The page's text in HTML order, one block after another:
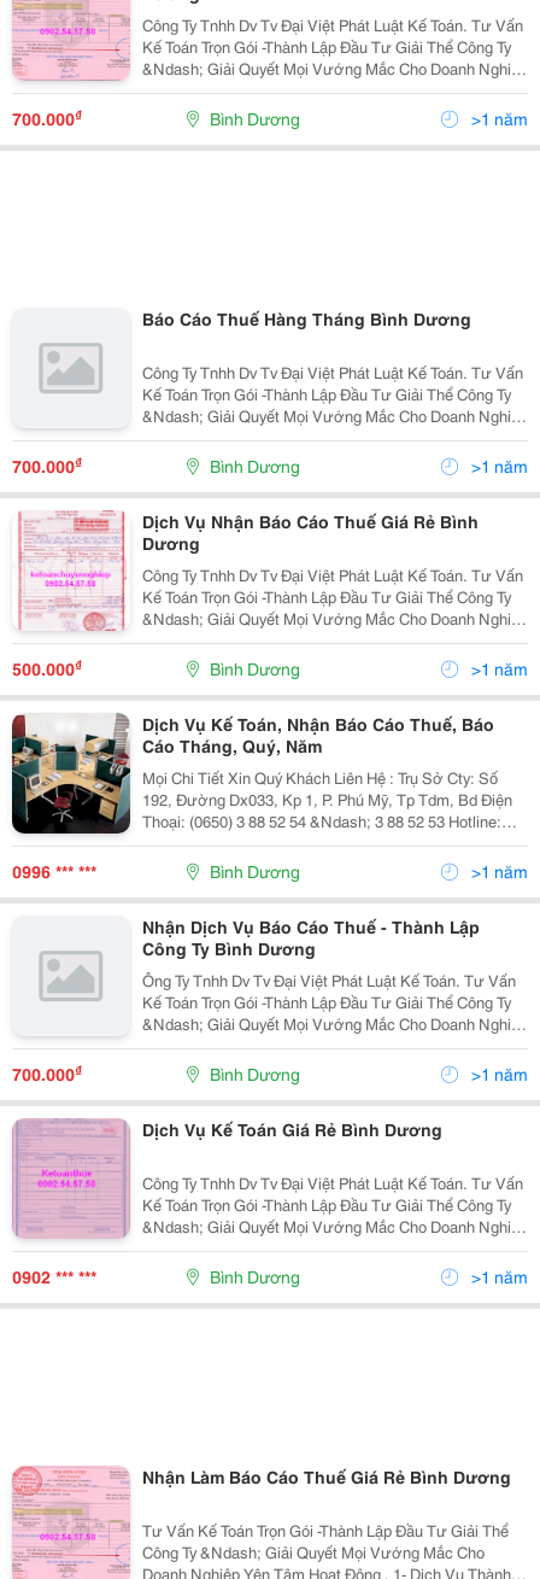
Công Ty Tnhh Dv Tv Đại Việt Phát Luật Kế Toán. Tư Vấn
Kế Toán Trọn Gói -Thành Lập Đầu Tư Giải Thể Công Ty
&Ndash; Giải Quyết Mọi Vướng Mắc Cho Doanh Nghiệp
Yên Tâm Hoạt Động . 1- Dịch Vụ Thành Lập Văn Phòng
Đại Diện Cho Thương Nhân
700.000₫ Bình Dương >1 năm
Báo Cáo Thuế Hàng Tháng Bình Dương
Công Ty Tnhh Dv Tv Đại Việt Phát Luật Kế Toán. Tư Vấn
Kế Toán Trọn Gói -Thành Lập Đầu Tư Giải Thể Công Ty
&Ndash; Giải Quyết Mọi Vướng Mắc Cho Doanh Nghiệp
Yên Tâm Hoạt Động . 1- Dịch Vụ Thành Lập Văn Phòng
Đại Diện Cho Thương Nhân
700.000₫ Bình Dương >1 năm
Dịch Vụ Nhận Báo Cáo Thuế Giá Rẻ Bình
Dương
Công Ty Tnhh Dv Tv Đại Việt Phát Luật Kế Toán. Tư Vấn
Kế Toán Trọn Gói -Thành Lập Đầu Tư Giải Thể Công Ty
&Ndash; Giải Quyết Mọi Vướng Mắc Cho Doanh Nghiệp
Yên Tâm Hoạt Động . 1- Dịch Vụ Thành Lập Văn Phòng
Đại Diện Cho Thương Nhân Nướ
500.000₫ Bình Dương >1 năm
Dịch Vụ Kế Toán, Nhận Báo Cáo Thuế, Báo
Cáo Tháng, Quý, Năm
Mọi Chi Tiết Xin Quý Khách Liên Hệ : Trụ Sở Cty: Số
192, Đường Dx033, Kp 1, P. Phú Mỹ, Tp Tdm, Bd Điện
Thoại: (0650) 3 88 52 54 &Ndash; 3 88 52 53 Hotline:
0937.10.17.18 Email: Phat.daivietphat@Gmail.com
Skype: Daivietphat2011
0996 *** *** Bình Dương >1 năm
Nhận Dịch Vụ Báo Cáo Thuế - Thành Lập
Công Ty Bình Dương
Ông Ty Tnhh Dv Tv Đại Việt Phát Luật Kế Toán. Tư Vấn
Kế Toán Trọn Gói -Thành Lập Đầu Tư Giải Thể Công Ty
&Ndash; Giải Quyết Mọi Vướng Mắc Cho Doanh Nghiệp
Yên Tâm Hoạt Động . 1- Dịch Vụ Thành Lập Văn Phòng
Đại Diện Cho Thương Nhân N
700.000₫ Bình Dương >1 năm
Dịch Vụ Kế Toán Giá Rẻ Bình Dương
Công Ty Tnhh Dv Tv Đại Việt Phát Luật Kế Toán. Tư Vấn
Kế Toán Trọn Gói -Thành Lập Đầu Tư Giải Thể Công Ty
&Ndash; Giải Quyết Mọi Vướng Mắc Cho Doanh Nghiệp
Yên Tâm Hoạt Động . 1- Dịch Vụ Thành Lập Văn Phòng
Đại Diện Cho Thương Nhân
0902 *** *** Bình Dương >1 năm
Nhận Làm Báo Cáo Thuế Giá Rẻ Bình Dương
Tư Vấn Kế Toán Trọn Gói -Thành Lập Đầu Tư Giải Thể
Công Ty &Ndash; Giải Quyết Mọi Vướng Mắc Cho
Doanh Nghiệp Yên Tâm Hoạt Động . 1- Dịch Vụ Thành